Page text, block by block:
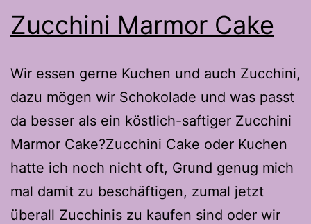
Zucchini Marmor Cake
Wir essen gerne Kuchen und auch Zucchini,
dazu mögen wir Schokolade und was passt
da besser als ein köstlich-saftiger Zucchini
Marmor Cake?Zucchini Cake oder Kuchen
hatte ich noch nicht oft, Grund genug mich
mal damit zu beschäftigen, zumal jetzt
überall Zucchinis zu kaufen sind oder wir